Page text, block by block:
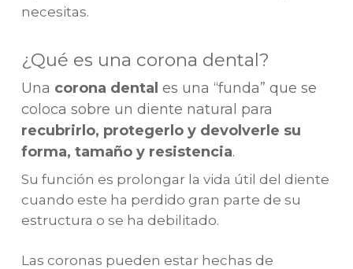
necesitas.
¿Qué es una corona dental?
Una corona dental es una “funda” que se
coloca sobre un diente natural para
recubrirlo, protegerlo y devolverle su
forma, tamaño y resistencia.
Su función es prolongar la vida útil del diente
cuando este ha perdido gran parte de su
estructura o se ha debilitado.
Las coronas pueden estar hechas de